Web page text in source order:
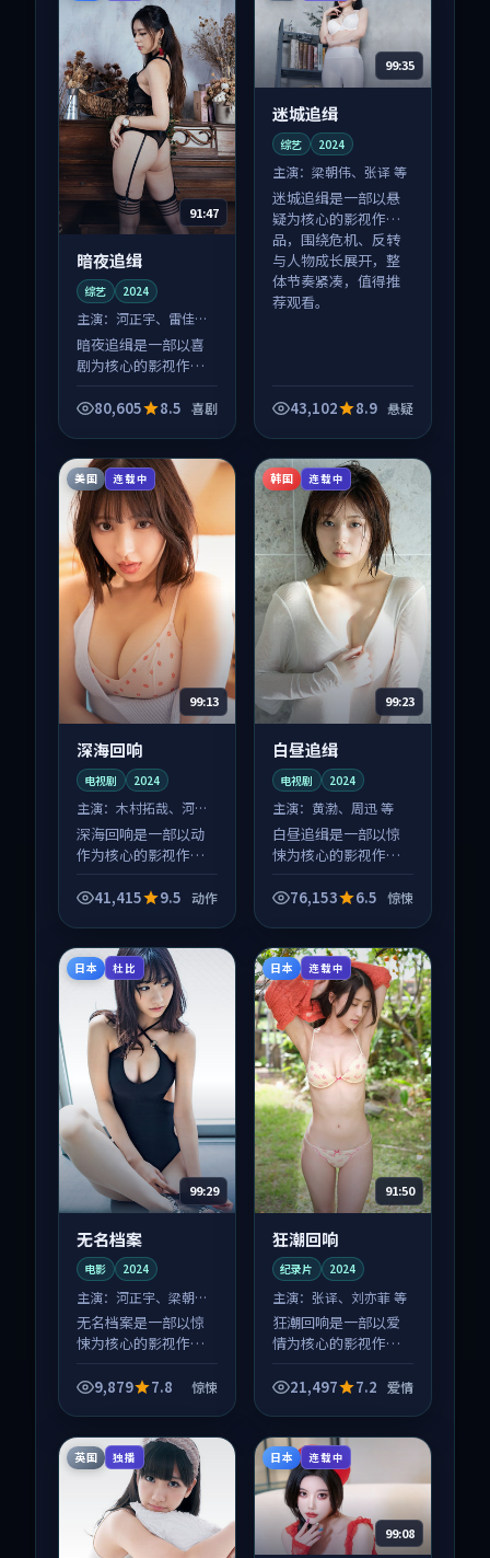
91:47
暗夜追缉
综艺 2024
主演： 河正宇、雷佳音
等
暗夜追缉是一部以喜
剧为核心的影视作
与人物成长展开，整
80,605 8.5 喜剧
99:35
迷城追缉
综艺 2024
主演： 梁朝伟、张译 等
迷城追缉是一部以悬
疑为核心的影视作
品，围绕危机、反转
与人物成长展开，整
体节奏紧凑，值得推
荐观看。
43,102 8.9 悬疑
美国 连载中
99:13
深海回响
电视剧 2024
主演： 木村拓哉、河正
宇 等
深海回响是一部以动
作为核心的影视作
与人物成长展开，整
41,415 9.5 动作
韩国 连载中
99:23
白昼追缉
电视剧 2024
主演： 黄渤、周迅 等
白昼追缉是一部以惊
悚为核心的影视作
与人物成长展开，整
76,153 6.5 惊悚
日本 杜比
99:29
无名档案
电影 2024
主演： 河正宇、梁朝伟
等
无名档案是一部以惊
悚为核心的影视作
与人物成长展开，整
9,879 7.8 惊悚
日本 连载中
91:50
狂潮回响
纪录片 2024
主演： 张译、刘亦菲 等
狂潮回响是一部以爱
情为核心的影视作
与人物成长展开，整
21,497 7.2 爱情
英国 独播 日本 连载中
99:08